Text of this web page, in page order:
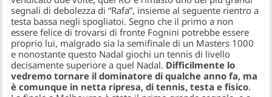
segnali di debolezza di “Rafa”, insieme al seguente rientro a
testa bassa negli spogliatoi. Segno che il primo a non
essere felice di trovarsi di fronte Fognini potrebbe essere
proprio lui, malgrado sia la semifinale di un Masters 1000
e nonostante questo Nadal giochi un tennis di livello
decisamente superiore a quel Nadal. Difficilmente lo
vedremo tornare il dominatore di qualche anno fa, ma
è comunque in netta ripresa, di tennis, testa e fisico.